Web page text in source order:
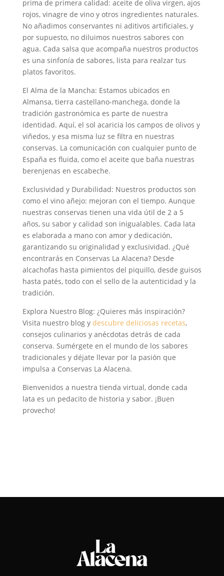
prima de primera calidad: aceite de oliva virgen, ajos
rojos, vinagre de vino y otros ingredientes naturales.
No añadimos conservantes ni aditivos artificiales, y
por supuesto, no diluimos nuestros sabores con
agua. Cada salsa que acompaña nuestros productos
es una sinfonía de sabores, lista para realzar tus
platos favoritos.
El Alma de la Mancha: Estamos ubicados en
Almansa, tierra castellano-manchega, donde la
tradición gastronómica es parte de nuestra
identidad. Aquí, el sol acaricia los campos de olivos y
viñedos, y esa misma luz se filtra en nuestras
conservas. La comunicación con cualquier punto de
España es fluida, como el aceite que baña nuestras
berenjenas en escabeche.
Exclusividad y Durabilidad: Nuestros productos son
como el vino añejo: mejoran con el tiempo. Aunque
nuestras conservas tienen una vida útil de 2 a 5
años, su sabor y calidad son inigualables. Cada lata
es elaborada a mano con amor y dedicación,
garantizando su originalidad y exclusividad. ¿Qué
encontrarás en Conservas La Alacena? Desde
alcachofas hasta pimientos del piquillo, desde guisos
hasta patés, todo con el sello de la autenticidad y la
tradición.
Explora Nuestro Blog: ¿Quieres más inspiración?
Visita nuestro blog y descubre deliciosas recetas,
consejos culinarios y anécdotas detrás de cada
conserva. Sumérgete en el mundo de los sabores
tradicionales y déjate llevar por la pasión que
impulsa a Conservas La Alacena.
Bienvenidos a nuestra tienda virtual, donde cada
lata es un pedacito de historia y sabor. ¡Buen
provecho!